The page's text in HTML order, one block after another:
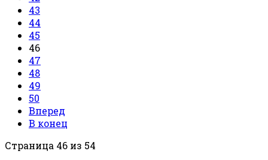
43
44
45
46
47
48
49
50
Вперед
В конец
Страница 46 из 54